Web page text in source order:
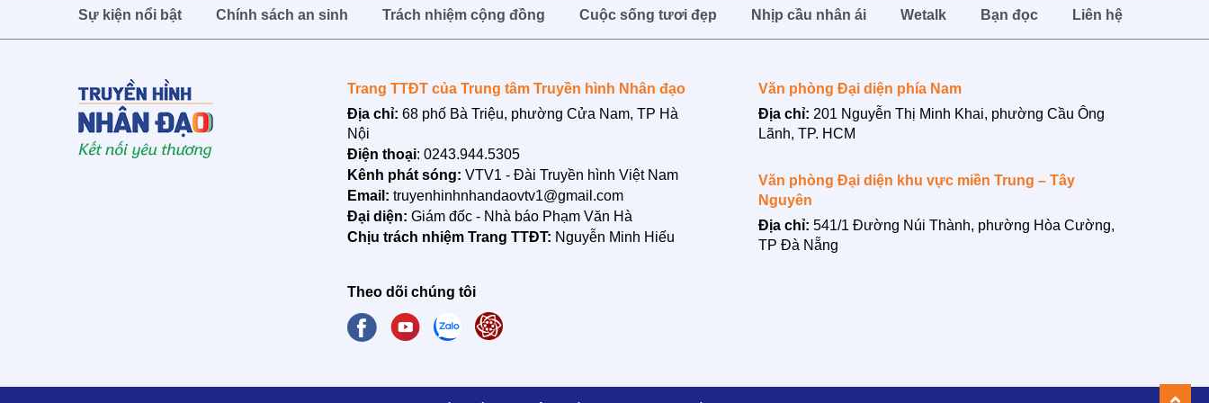
Sự kiện nổi bật Chính sách an sinh Trách nhiệm cộng đồng Cuộc sống tươi đẹp Nhịp cầu nhân ái Wetalk Bạn đọc Liên hệ
Trang TTĐT của Trung tâm Truyền hình Nhân đạo
Địa chỉ: 68 phố Bà Triệu, phường Cửa Nam, TP Hà
Nội
Điện thoại: 0243.944.5305
Kênh phát sóng: VTV1 - Đài Truyền hình Việt Nam
Email: truyenhinhnhandaovtv1@gmail.com
Đại diện: Giám đốc - Nhà báo Phạm Văn Hà
Chịu trách nhiệm Trang TTĐT: Nguyễn Minh Hiếu
Văn phòng Đại diện phía Nam
Địa chỉ: 201 Nguyễn Thị Minh Khai, phường Cầu Ông
Lãnh, TP. HCM
Văn phòng Đại diện khu vực miền Trung – Tây
Nguyên
Địa chỉ: 541/1 Đường Núi Thành, phường Hòa Cường,
TP Đà Nẵng
Theo dõi chúng tôi